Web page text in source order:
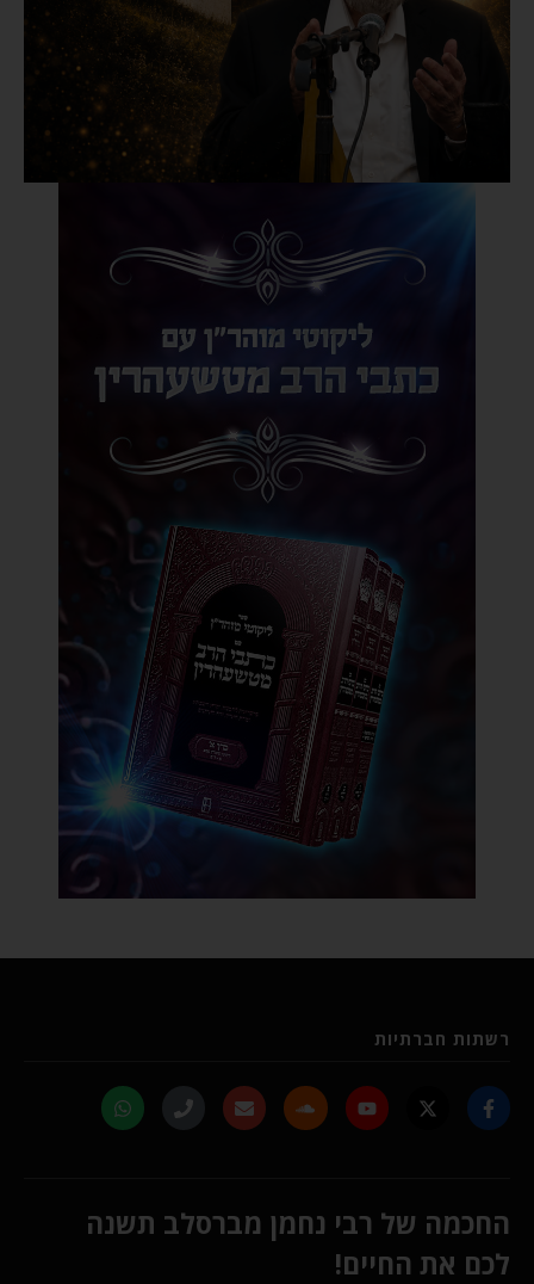
רשתות חברתיות
החכמה של רבי נחמן מברסלב תשנה
לכם את החיים!